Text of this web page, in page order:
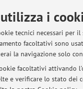
i
tecnici necessari per
facoltativi sono
la navigazione solo
facoltativi attivando
e verificare lo stato